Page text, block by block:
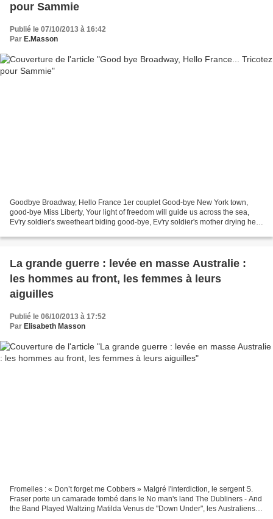
pour Sammie
Publié le 07/10/2013 à 16:42
Par E.Masson
Goodbye Broadway, Hello France 1er couplet Good-bye New York town,
good-bye Miss Liberty, Your light of freedom will guide us across the sea,
Ev'ry soldier's sweetheart biding good-bye, Ev'ry soldier's mother drying her
La grande guerre : levée en masse Australie :
les hommes au front, les femmes à leurs
aiguilles
Publié le 06/10/2013 à 17:52
Par Elisabeth Masson
Fromelles : « Don’t forget me Cobbers » Malgré l'interdiction, le sergent S.
Fraser porte un camarade tombé dans le No man's land The Dubliners - And
the Band Played Waltzing Matilda Venus de "Down Under", les Australiens